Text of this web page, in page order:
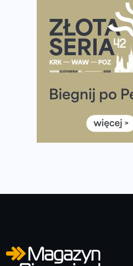
często biegać, żeby robić postępy
Już w ten weekend! Przed nami
i Półmaraton Szczeciński.
European Marathon Classics –
listach startowych są jeszcze
Jaki smartwatch dla biegaczy,
okazji trenować pod HYROX?
Jak zaplanować domowe cardio